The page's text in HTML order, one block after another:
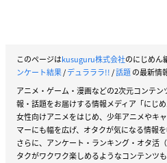
このページはkusuguru株式会社のにじめん
ンケート結果/デュラララ!!/話題の最新情
アニメ・ゲーム・漫画などの2次元コンテ
報・話題をお届けする情報メディア「にじめ
女性向けアニメをはじめ、少年アニメやキ
マーにも幅を広げ、オタクが気になる情報
さらに、アンケート・ランキング・オタ活
タクがワクワク楽しめるようなコンテンツも